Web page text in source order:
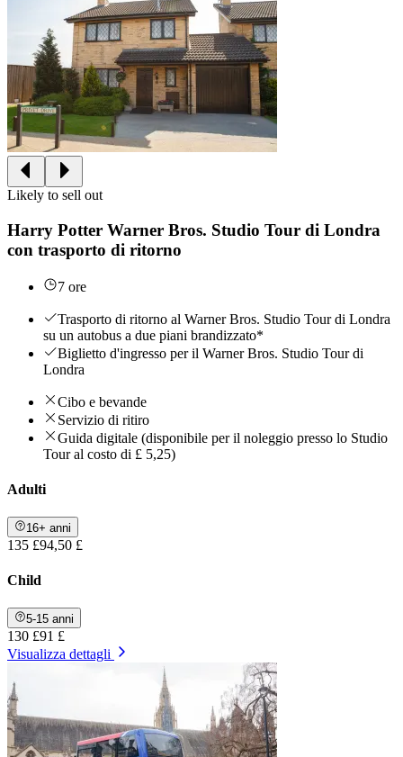
Likely to sell out
Harry Potter Warner Bros. Studio Tour di Londra
con trasporto di ritorno
7 ore
Trasporto di ritorno al Warner Bros. Studio Tour di Londra
su un autobus a due piani brandizzato*
Biglietto d'ingresso per il Warner Bros. Studio Tour di
Londra
Cibo e bevande
Servizio di ritiro
Guida digitale (disponibile per il noleggio presso lo Studio
Tour al costo di £ 5,25)
Adulti
16+ anni
135 £94,50 £
Child
5-15 anni
130 £91 £
Visualizza dettagli